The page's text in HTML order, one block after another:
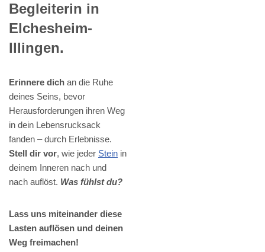
Begleiterin in
Elchesheim-
Illingen.
Erinnere dich an die Ruhe
deines Seins, bevor
Herausforderungen ihren Weg
in dein Lebensrucksack
fanden – durch Erlebnisse.
Stell dir vor, wie jeder Stein in
deinem Inneren nach und
nach auflöst. Was fühlst du?
Lass uns miteinander diese
Lasten auflösen und deinen
Weg freimachen!